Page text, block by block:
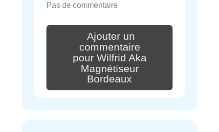
Pas de commentaire
Ajouter un
commentaire
pour Wilfrid Aka
Magnétiseur
Bordeaux